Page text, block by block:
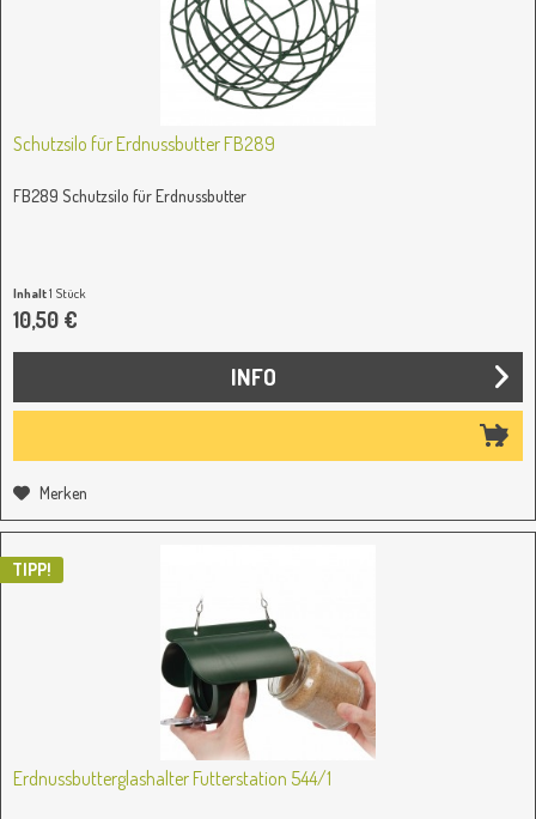
Schutzsilo für Erdnussbutter FB289
FB289 Schutzsilo für Erdnussbutter
Inhalt1 Stück
10,50 €
INFO
Merken
TIPP!
Erdnussbutterglashalter Futterstation 544/1